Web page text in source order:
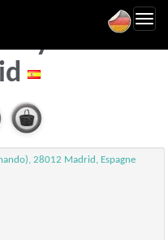
y Vinilos -
28012 Madrid, Espagne